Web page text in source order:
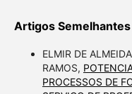
Artigos Semelhantes
ELMIR DE
RAMOS,
PROCESSOS DE